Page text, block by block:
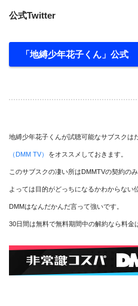
公式Twitter
「地縛少年花子くん」公式
地縛少年花子くんが試聴可能なサブスクは
（DMM TV） をオススメしておきます。
このサブスクの凄い所はDMMTVの契約の
よっては目的がどっちになるかわからない
DMMはなんだかんだ言って強いです。
30日間は無料で無料期間中の解約なら料金